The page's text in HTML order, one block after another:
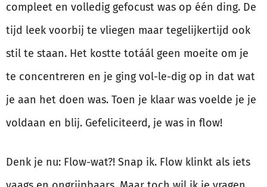
compleet en volledig gefocust was op één ding. De
tijd leek voorbij te vliegen maar tegelijkertijd ook
stil te staan. Het kostte totáál geen moeite om je
te concentreren en je ging vol-le-dig op in dat wat
je aan het doen was. Toen je klaar was voelde je je
voldaan en blij. Gefeliciteerd, je was in flow!
Denk je nu: Flow-wat?! Snap ik. Flow klinkt als iets